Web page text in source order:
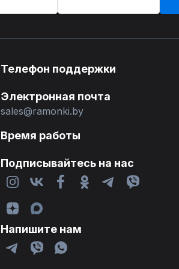
Телефон поддержки
Электронная почта
sales@ramonki.by
Время работы
Подписывайтесь на нас
Напишите нам